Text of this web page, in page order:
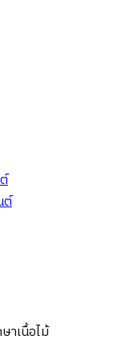
ต์
าเนื้อไม้